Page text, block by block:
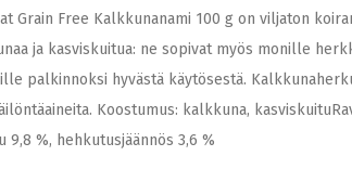
Grain Free Kalkkunanami 100 g on viljaton
ja kasviskuitua: ne sopivat myös monille
palkinnoksi hyvästä käytösestä.
Koostumus: kalkkuna,
9,8 %, hehkutusjäännös 3,6 %